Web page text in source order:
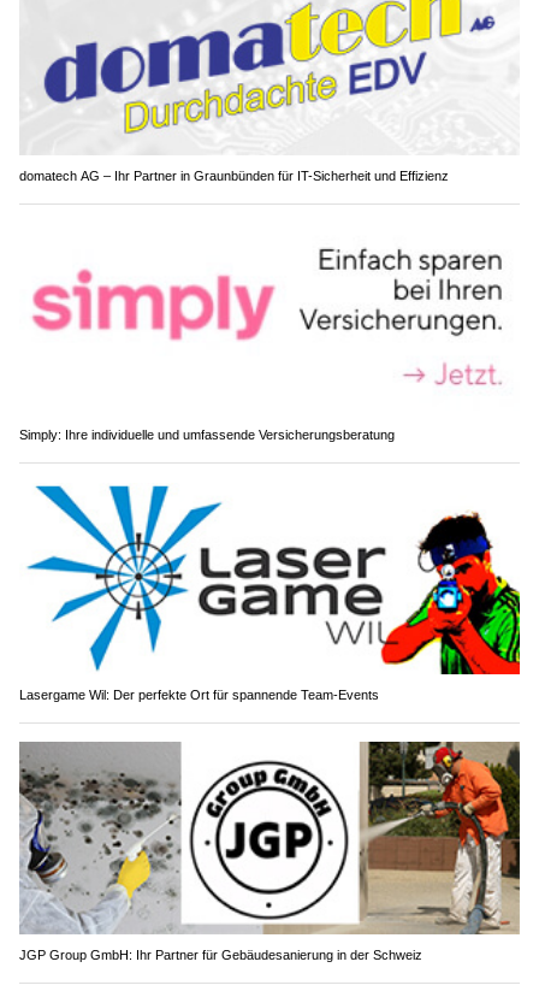
domatech AG – Ihr Partner in Graunbünden für IT-Sicherheit und Effizienz
Simply: Ihre individuelle und umfassende Versicherungsberatung
Lasergame Wil: Der perfekte Ort für spannende Team-Events
JGP Group GmbH: Ihr Partner für Gebäudesanierung in der Schweiz